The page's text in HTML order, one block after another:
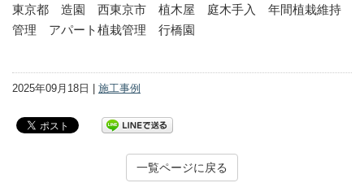
東京都 造園 西東京市 植木屋 庭木手入 年間植栽維持
管理 アパート植栽管理 行橋園
2025年09月18日 | 施工事例
一覧ページに戻る